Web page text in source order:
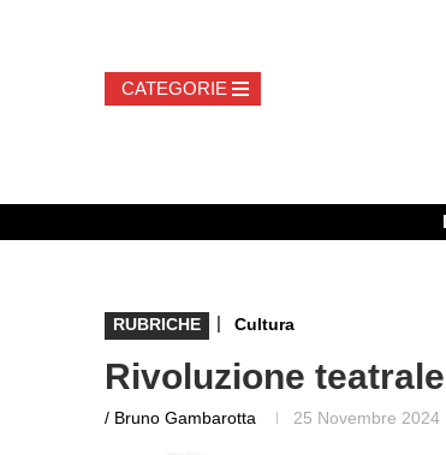
RUBRICHE | Cultura
Rivoluzione
/ Bruno Gambarotta 25 Novembre 2024